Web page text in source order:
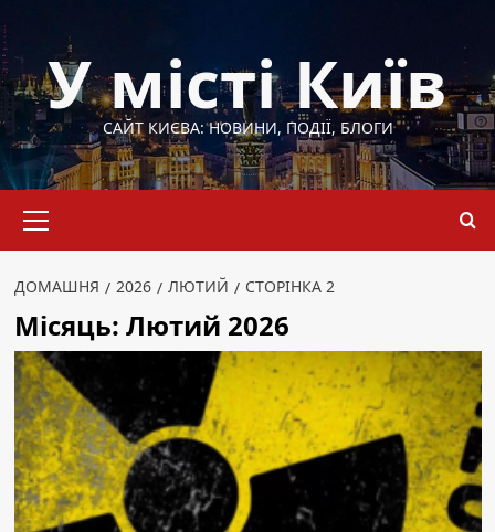
до
вмістуУ місті Київ
САЙТ КИЄВА: НОВИНИ, ПОДІЇ, БЛОГИ
меню
ДОМАШНЯ 2026 ЛЮТИЙ СТОРІНКА 2
Місяць: Лютий 2026